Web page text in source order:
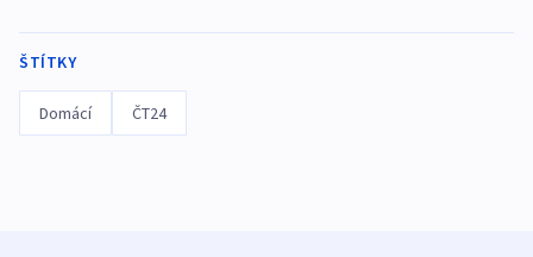
ŠTÍTKY
Domácí ČT24